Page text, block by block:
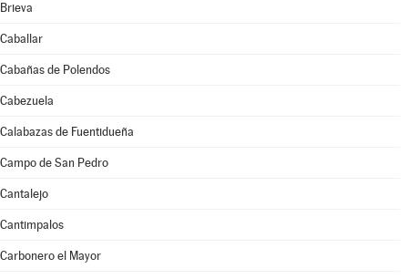
Brieva
Caballar
Cabañas de Polendos
Cabezuela
Calabazas de Fuentidueña
Campo de San Pedro
Cantalejo
Cantimpalos
Carbonero el Mayor